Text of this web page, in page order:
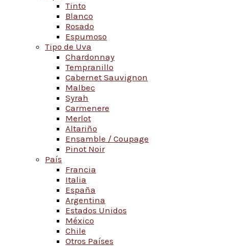
Tinto
Blanco
Rosado
Espumoso
Tipo de Uva
Chardonnay
Tempranillo
Cabernet Sauvignon
Malbec
Syrah
Carmenere
Merlot
Altariño
Ensamble / Coupage
Pinot Noir
País
Francia
Italia
España
Argentina
Estados Unidos
México
Chile
Otros Países